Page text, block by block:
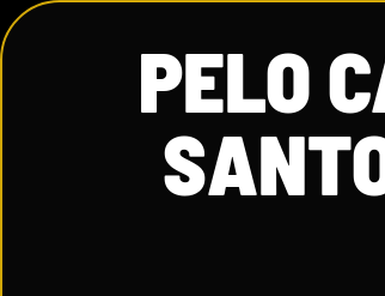
PELO